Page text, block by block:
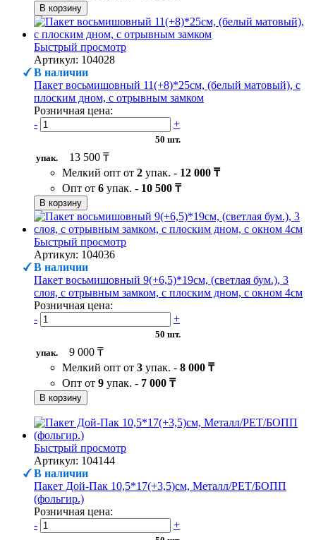
В корзину
Быстрый просмотр
Артикул: 104028
В наличии
Пакет восьмишовный 11(+8)*25см, (белый матовый), с
плоским дном, с отрывным замком
Розничная цена:
-
+
50 шт.
упак.
13 500 ₸
Мелкий опт от 2 упак. - 12 000 ₸
Опт от 6 упак. - 10 500 ₸
В корзину
Быстрый просмотр
Артикул: 104036
В наличии
Пакет восьмишовный 9(+6,5)*19см, (светлая бум.), 3
слоя, с отрывным замком, с плоским дном, с окном 4см
Розничная цена:
-
+
50 шт.
упак.
9 000 ₸
Мелкий опт от 3 упак. - 8 000 ₸
Опт от 9 упак. - 7 000 ₸
В корзину
Быстрый просмотр
Артикул: 104144
В наличии
Пакет Дой-Пак 10,5*17(+3,5)см, Металл/PET/БОПП
(фольгир.)
Розничная цена:
-
+